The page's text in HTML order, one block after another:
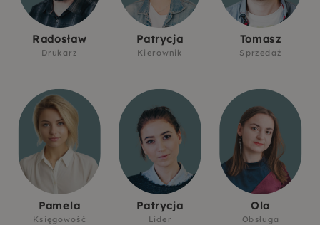
Radosław
Drukarz
Patrycja
Kierownik
Tomasz
Sprzedaż
Pamela
Księgowość
Patrycja
Lider
Ola
Obsługa